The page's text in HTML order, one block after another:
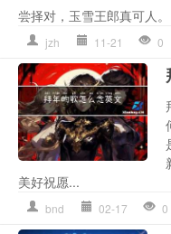
尝择对，玉雪王郎真可人
jzh 11-21 0
美好祝愿...
bnd 02-17 0